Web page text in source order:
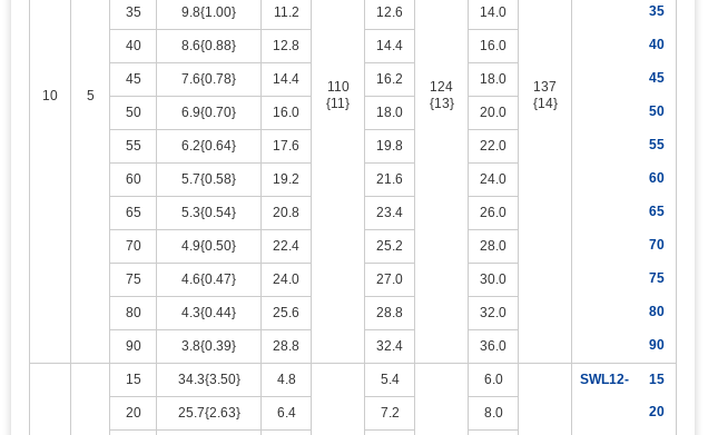
10 5
110
{11}
124
{13}
137
{14}
35 9.8{1.00} 11.2 12.6 14.0 35
40 8.6{0.88} 12.8 14.4 16.0 40
45 7.6{0.78} 14.4 16.2 18.0 45
50 6.9{0.70} 16.0 18.0 20.0 50
55 6.2{0.64} 17.6 19.8 22.0 55
60 5.7{0.58} 19.2 21.6 24.0 60
65 5.3{0.54} 20.8 23.4 26.0 65
70 4.9{0.50} 22.4 25.2 28.0 70
75 4.6{0.47} 24.0 27.0 30.0 75
80 4.3{0.44} 25.6 28.8 32.0 80
90 3.8{0.39} 28.8 32.4 36.0 90
15 34.3{3.50} 4.8 5.4 6.0 SWL12- 15
20 25.7{2.63} 6.4 7.2 8.0 20